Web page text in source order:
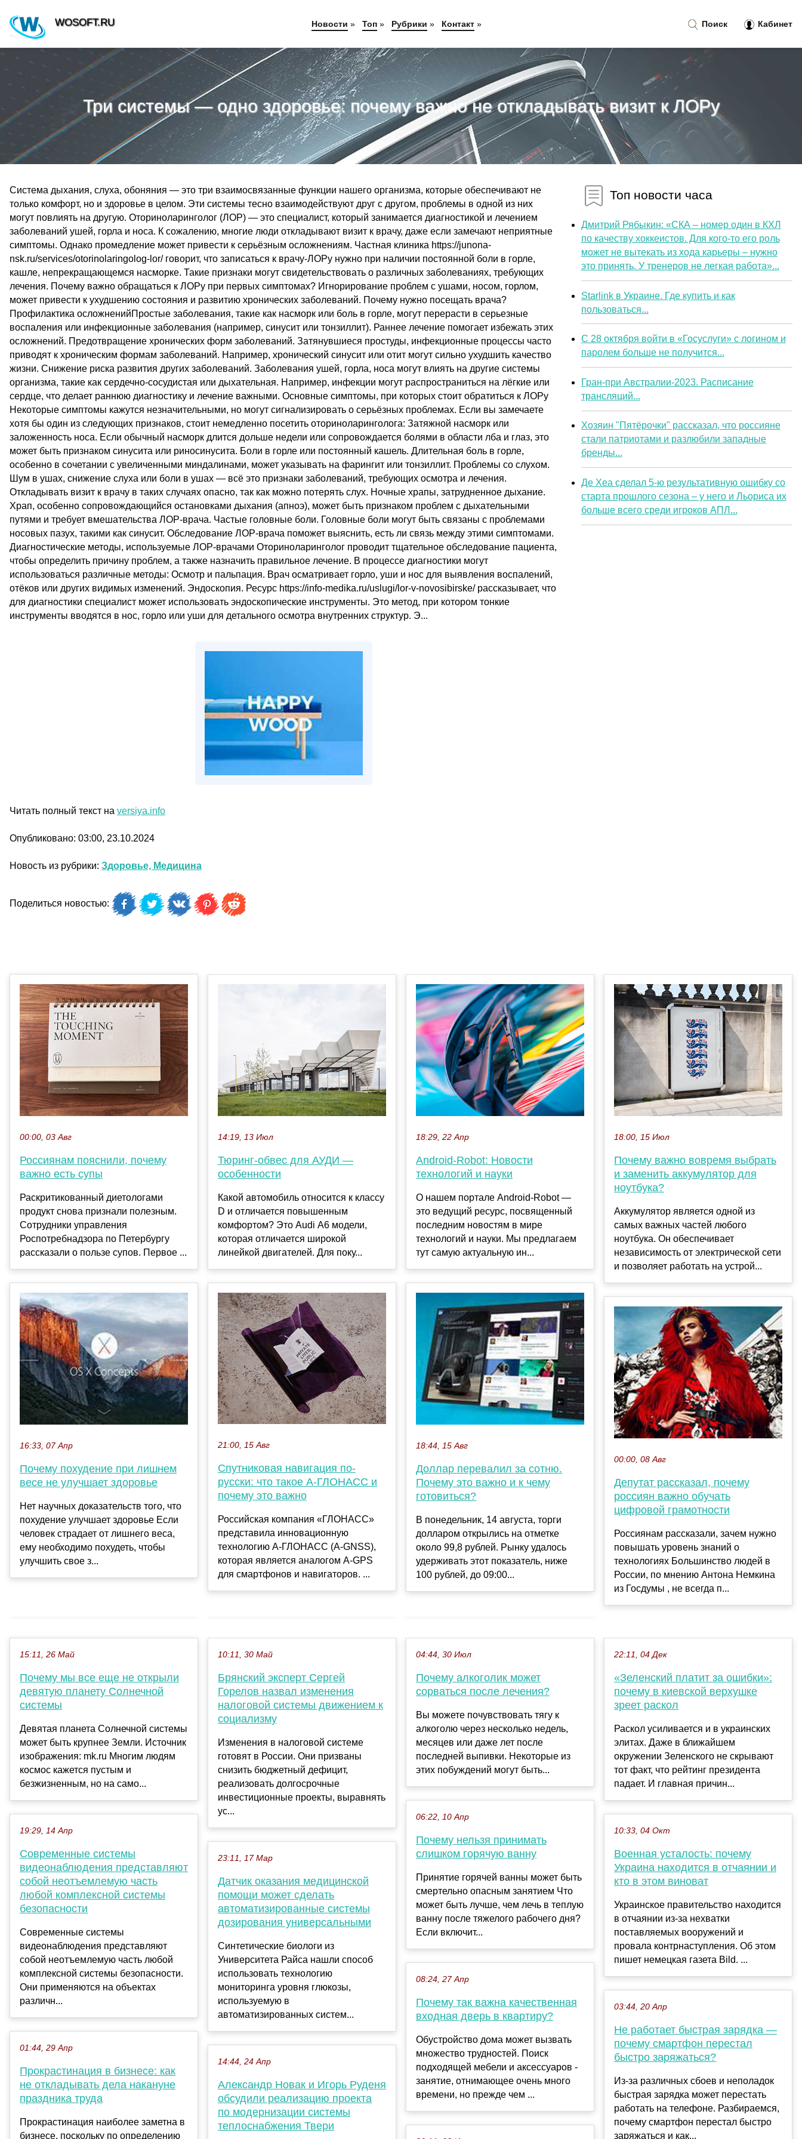
Три системы — одно здоровье: почему важно не откладывать визит к ЛОРу
Система дыхания, слуха, обоняния — это три взаимосвязанные функции нашего организма, которые обеспечивают не
только комфорт, но и здоровье в целом. Эти системы тесно взаимодействуют друг с другом, проблемы в одной из них
могут повлиять на другую. Оториноларинголог (ЛОР) — это специалист, который занимается диагностикой и лечением
заболеваний ушей, горла и носа. К сожалению, многие люди откладывают визит к врачу, даже если замечают неприятные
симптомы. Однако промедление может привести к серьёзным осложнениям. Частная клиника https://junona-
nsk.ru/services/otorinolaringolog-lor/ говорит, что записаться к врачу-ЛОРу нужно при наличии постоянной боли в горле,
кашле, непрекращающемся насморке. Такие признаки могут свидетельствовать о различных заболеваниях, требующих
лечения. Почему важно обращаться к ЛОРу при первых симптомах? Игнорирование проблем с ушами, носом, горлом,
может привести к ухудшению состояния и развитию хронических заболеваний. Почему нужно посещать врача?
Профилактика осложненийПростые заболевания, такие как насморк или боль в горле, могут перерасти в серьезные
воспаления или инфекционные заболевания (например, синусит или тонзиллит). Раннее лечение помогает избежать этих
осложнений. Предотвращение хронических форм заболеваний. Затянувшиеся простуды, инфекционные процессы часто
приводят к хроническим формам заболеваний. Например, хронический синусит или отит могут сильно ухудшить качество
жизни. Снижение риска развития других заболеваний. Заболевания ушей, горла, носа могут влиять на другие системы
организма, такие как сердечно-сосудистая или дыхательная. Например, инфекции могут распространиться на лёгкие или
сердце, что делает раннюю диагностику и лечение важными. Основные симптомы, при которых стоит обратиться к ЛОРу
Некоторые симптомы кажутся незначительными, но могут сигнализировать о серьёзных проблемах. Если вы замечаете
хотя бы один из следующих признаков, стоит немедленно посетить оториноларинголога: Затяжной насморк или
заложенность носа. Если обычный насморк длится дольше недели или сопровождается болями в области лба и глаз, это
может быть признаком синусита или риносинусита. Боли в горле или постоянный кашель. Длительная боль в горле,
особенно в сочетании с увеличенными миндалинами, может указывать на фарингит или тонзиллит. Проблемы со слухом.
Шум в ушах, снижение слуха или боли в ушах — всё это признаки заболеваний, требующих осмотра и лечения.
Откладывать визит к врачу в таких случаях опасно, так как можно потерять слух. Ночные храпы, затрудненное дыхание.
Храп, особенно сопровождающийся остановками дыхания (апноэ), может быть признаком проблем с дыхательными
путями и требует вмешательства ЛОР-врача. Частые головные боли. Головные боли могут быть связаны с проблемами
носовых пазух, такими как синусит. Обследование ЛОР-врача поможет выяснить, есть ли связь между этими симптомами.
Диагностические методы, используемые ЛОР-врачами Оториноларинголог проводит тщательное обследование пациента,
чтобы определить причину проблем, а также назначить правильное лечение. В процессе диагностики могут
использоваться различные методы: Осмотр и пальпация. Врач осматривает горло, уши и нос для выявления воспалений,
отёков или других видимых изменений. Эндоскопия. Ресурс https://info-medika.ru/uslugi/lor-v-novosibirske/ рассказывает, что
для диагностики специалист может использовать эндоскопические инструменты. Это метод, при котором тонкие
инструменты вводятся в нос, горло или уши для детального осмотра внутренних структур. Э...
Читать полный текст на versiya.info
Опубликовано: 03:00, 23.10.2024
Новость из рубрики: Здоровье, Медицина
Поделиться новостью:
Топ новости часа
Дмитрий Рябыкин: «СКА – номер один в КХЛ
по качеству хоккеистов. Для кого-то его роль
может не вытекать из хода карьеры – нужно
это принять. У тренеров не легкая работа»...
Starlink в Украине. Где купить и как
пользоваться...
С 28 октября войти в «Госуслуги» с логином и
паролем больше не получится...
Гран-при Австралии-2023. Расписание
трансляций...
Хозяин "Пятёрочки" рассказал, что россияне
стали патриотами и разлюбили западные
бренды...
Де Хеа сделал 5-ю результативную ошибку со
старта прошлого сезона – у него и Льориса их
больше всего среди игроков АПЛ...
00:00, 03 Авг
Россиянам пояснили, почему
важно есть супы
Раскритикованный диетологами
продукт снова признали полезным.
Сотрудники управления
Роспотребнадзора по Петербургу
рассказали о пользе супов. Первое ...
16:33, 07 Апр
Почему похудение при лишнем
весе не улучшает здоровье
Нет научных доказательств того, что
похудение улучшает здоровье Если
человек страдает от лишнего веса,
ему необходимо похудеть, чтобы
улучшить свое з...
14:19, 13 Июл
Тюринг-обвес для АУДИ —
особенности
Какой автомобиль относится к классу
D и отличается повышенным
комфортом? Это Audi А6 модели,
которая отличается широкой
линейкой двигателей. Для поку...
21:00, 15 Авг
Спутниковая навигация по-
русски: что такое А-ГЛОНАСС и
почему это важно
Российская компания «ГЛОНАСС»
представила инновационную
технологию А-ГЛОНАСС (A-GNSS),
которая является аналогом A-GPS
для смартфонов и навигаторов. ...
18:29, 22 Апр
Android-Robot: Новости
технологий и науки
О нашем портале Android-Robot —
это ведущий ресурс, посвященный
последним новостям в мире
технологий и науки. Мы предлагаем
тут самую актуальную ин...
18:44, 15 Авг
Доллар перевалил за сотню.
Почему это важно и к чему
готовиться?
В понедельник, 14 августа, торги
долларом открылись на отметке
около 99,8 рублей. Рынку удалось
удерживать этот показатель, ниже
100 рублей, до 09:00...
18:00, 15 Июл
Почему важно вовремя выбрать
и заменить аккумулятор для
ноутбука?
Аккумулятор является одной из
самых важных частей любого
ноутбука. Он обеспечивает
независимость от электрической сети
и позволяет работать на устрой...
00:00, 08 Авг
Депутат рассказал, почему
россиян важно обучать
цифровой грамотности
Россиянам рассказали, зачем нужно
повышать уровень знаний о
технологиях Большинство людей в
России, по мнению Антона Немкина
из Госдумы , не всегда п...
15:11, 26 Май
Почему мы все еще не открыли
девятую планету Солнечной
системы
Девятая планета Солнечной системы
может быть крупнее Земли. Источник
изображения: mk.ru Многим людям
космос кажется пустым и
безжизненным, но на само...
19:29, 14 Апр
Современные системы
видеонаблюдения представляют
собой неотъемлемую часть
любой комплексной системы
безопасности
Современные системы
видеонаблюдения представляют
собой неотъемлемую часть любой
комплексной системы безопасности.
Они применяются на объектах
различн...
01:44, 29 Апр
Прокрастинация в бизнесе: как
не откладывать дела накануне
праздника труда
Прокрастинация наиболее заметна в
бизнесе, поскольку по определению
10:11, 30 Май
Брянский эксперт Сергей
Горелов назвал изменения
налоговой системы движением к
социализму
Изменения в налоговой системе
готовят в России. Они призваны
снизить бюджетный дефицит,
реализовать долгосрочные
инвестиционные проекты, выравнять
ус...
23:11, 17 Мар
Датчик оказания медицинской
помощи может сделать
автоматизированные системы
дозирования универсальными
Синтетические биологи из
Университета Райса нашли способ
использовать технологию
мониторинга уровня глюкозы,
используемую в
автоматизированных систем...
14:44, 24 Апр
Александр Новак и Игорь Руденя
обсудили реализацию проекта
по модернизации системы
теплоснабжения Твери
04:44, 30 Июл
Почему алкоголик может
сорваться после лечения?
Вы можете почувствовать тягу к
алкоголю через несколько недель,
месяцев или даже лет после
последней выпивки. Некоторые из
этих побуждений могут быть...
06:22, 10 Апр
Почему нельзя принимать
слишком горячую ванну
Принятие горячей ванны может быть
смертельно опасным занятием Что
может быть лучше, чем лечь в теплую
ванну после тяжелого рабочего дня?
Если включит...
08:24, 27 Апр
Почему так важна качественная
входная дверь в квартиру?
Обустройство дома может вызвать
множество трудностей. Поиск
подходящей мебели и аксессуаров -
занятие, отнимающее очень много
времени, но прежде чем ...
22:11, 04 Дек
«Зеленский платит за ошибки»:
почему в киевской верхушке
зреет раскол
Раскол усиливается и в украинских
элитах. Даже в ближайшем
окружении Зеленского не скрывают
тот факт, что рейтинг президента
падает. И главная причин...
10:33, 04 Окт
Военная усталость: почему
Украина находится в отчаянии и
кто в этом виноват
Украинское правительство находится
в отчаянии из-за нехватки
поставляемых вооружений и
провала контрнаступления. Об этом
пишет немецкая газета Bild. ...
03:44, 20 Апр
Не работает быстрая зарядка —
почему смартфон перестал
быстро заряжаться?
Из-за различных сбоев и неполадок
быстрая зарядка может перестать
работать на телефоне. Разбираемся,
почему смартфон перестал быстро
заряжаться и как...
Поиск Кабинет
WOSOFT.RU Новости » Топ» Рубрики » Контакт»